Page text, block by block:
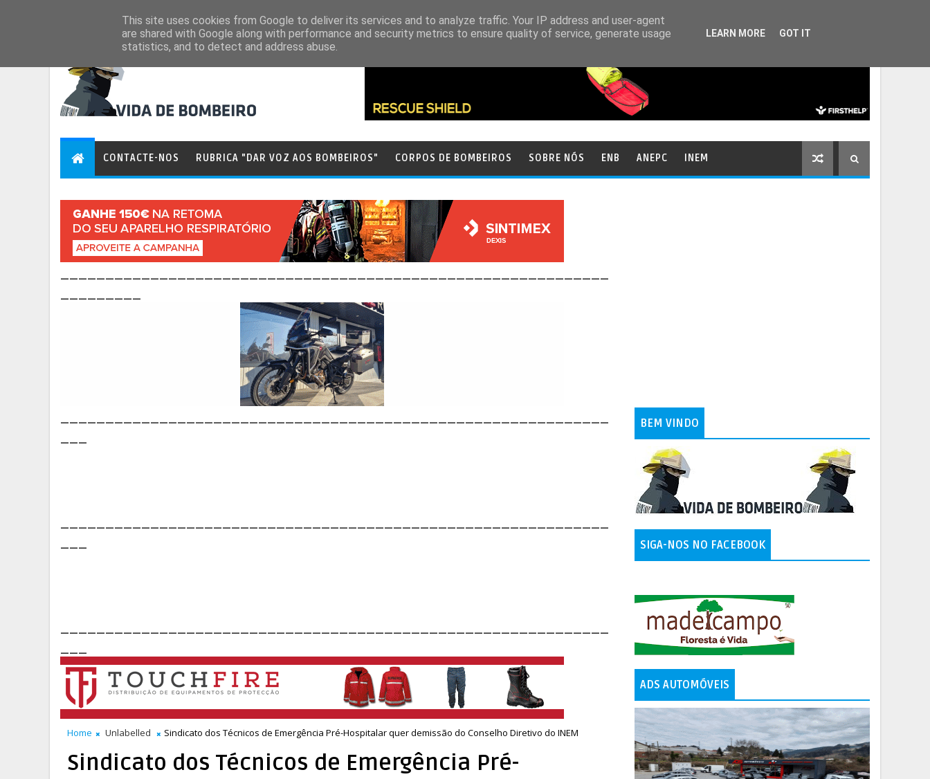
CONTACTE-NOS RUBRICA "DAR VOZ AOS BOMBEIROS" CORPOS DE BOMBEIROS SOBRE NÓS ENB ANEPC INEM
Home Unlabelled Sindicato dos Técnicos de Emergência Pré-Hospitalar quer demissão do Conselho Diretivo do INEM
Sindicato dos Técnicos de Emergência Pré-
BEM VINDO
SIGA-NOS NO FACEBOOK
ADS AUTOMÓVEIS
This site uses cookies from Google to deliver its services and to analyze traffic. Your IP address and user-agent
are shared with Google along with performance and security metrics to ensure quality of service, generate usage
statistics, and to detect and address abuse.
LEARN MORE GOT IT